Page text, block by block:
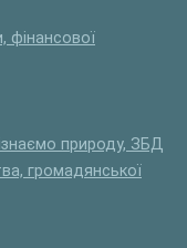
фінансової
природу, ЗБД
громадянської